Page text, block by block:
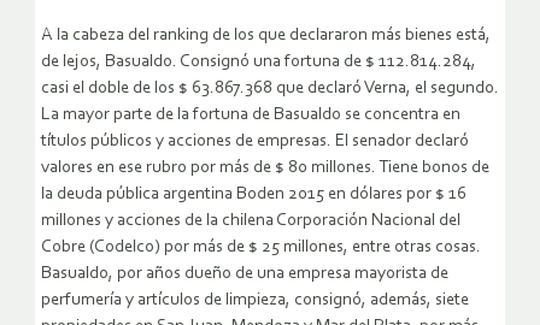
A la cabeza del ranking de los que declararon más bienes está,
de lejos, Basualdo. Consignó una fortuna de $ 112.814.284,
casi el doble de los $ 63.867.368 que declaró Verna, el segundo.
La mayor parte de la fortuna de Basualdo se concentra en
títulos públicos y acciones de empresas. El senador declaró
valores en ese rubro por más de $ 80 millones. Tiene bonos de
la deuda pública argentina Boden 2015 en dólares por $ 16
millones y acciones de la chilena Corporación Nacional del
Cobre (Codelco) por más de $ 25 millones, entre otras cosas.
Basualdo, por años dueño de una empresa mayorista de
perfumería y artículos de limpieza, consignó, además, siete